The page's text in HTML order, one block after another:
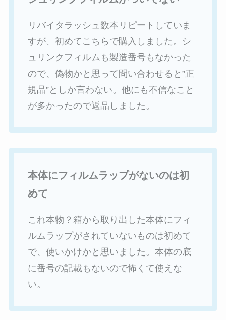
リバイタラッシュ数本リピートしていま
すが、初めてこちらで購入しました。シ
ュリンクフィルムも製造番号もなかった
ので、偽物かと思って問い合わせると”正
規品”としか言わない。他にも不信なこと
が多かったので返品しました。
本体にフィルムラップがないのは初
めて
これ本物？箱から取り出した本体にフィ
ルムラップがされていないものは初めて
で、使いかけかと思いました。本体の底
に番号の記載もないので怖くて使えな
い。